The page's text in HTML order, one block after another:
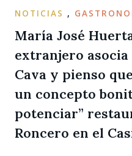
NOTICIAS ,
María José
extranjero
Cava y pienso
un concepto
potenciar”
Roncero en el